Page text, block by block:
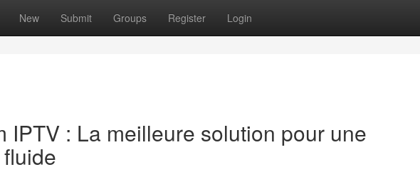
New Submit Groups Register Login
IPTV : La meilleure solution pour une